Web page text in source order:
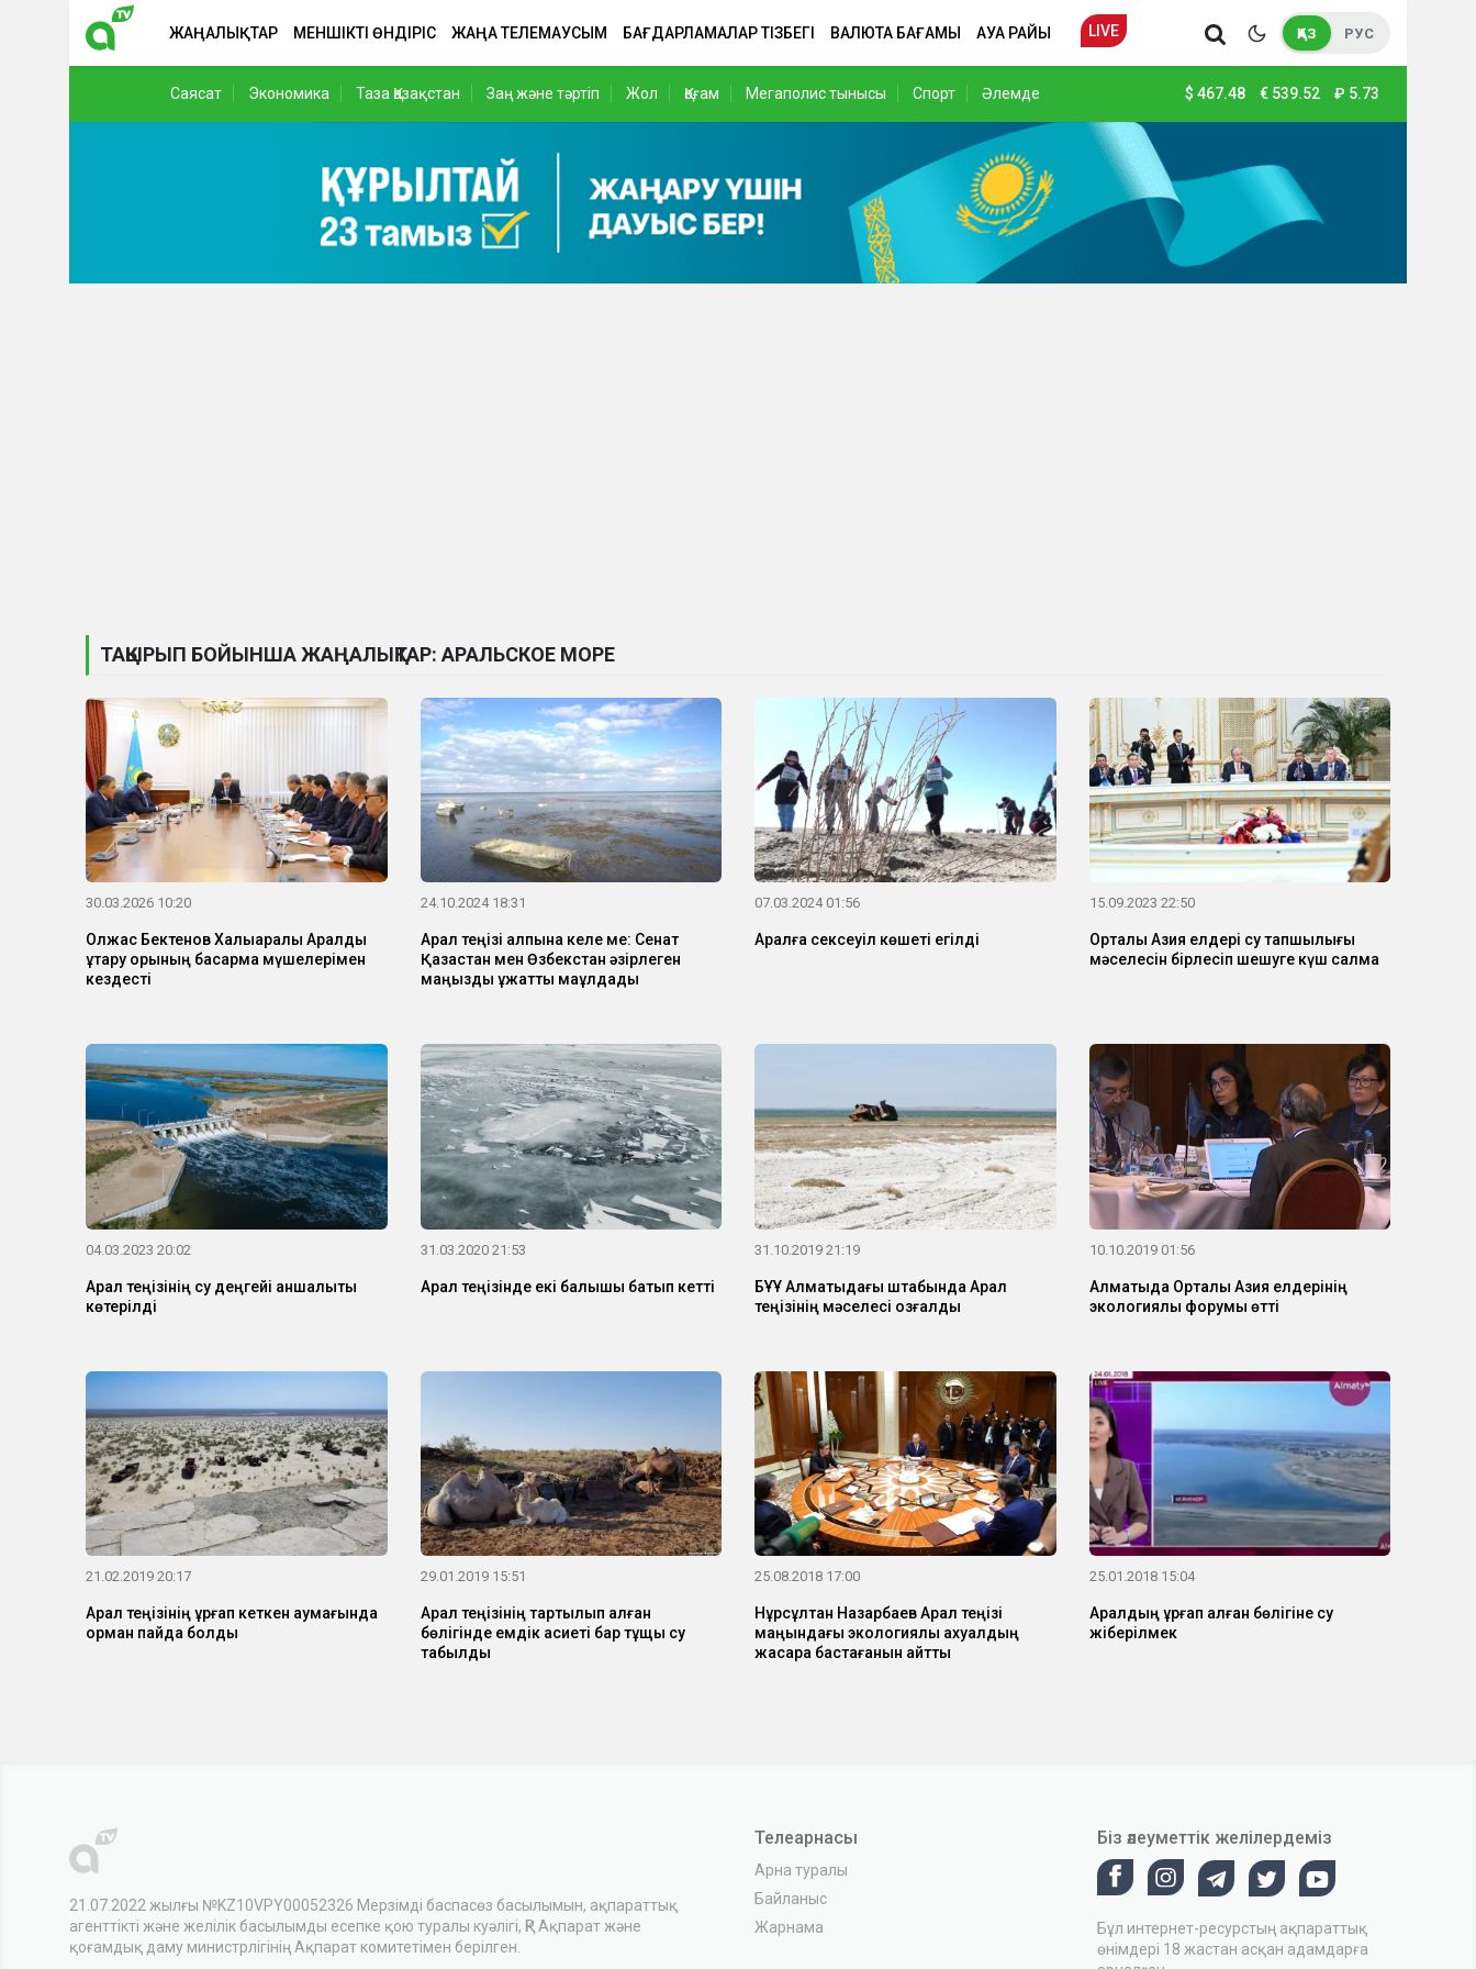
ЖАҢАЛЫҚТАР МЕНШІКТІ ӨНДІРІС ЖАҢА ТЕЛЕМАУСЫМ БАҒДАРЛАМАЛАР ТІЗБЕГІ ВАЛЮТА БАҒАМЫ АУА РАЙЫ LIVE ҚАЗ РУС
Саясат Экономика Таза Қазақстан Заң және тәртіп Жол Қоғам Мегаполис тынысы Спорт Әлемде $ 467.48 € 539.52 ₽ 5.73
ТАҚЫРЫП БОЙЫНША ЖАҢАЛЫҚТАР: АРАЛЬСКОЕ МОРЕ
30.03.2026 10:20
Олжас Бектенов Халықаралық Аралды
құтқару қорының басқарма мүшелерімен
кездесті
24.10.2024 18:31
Арал теңізі қалпына келе ме: Сенат
Қазақстан мен Өзбекстан әзірлеген
маңызды құжатты мақұлдады
07.03.2024 01:56
Аралға сексеуіл көшеті егілді
15.09.2023 22:50
Орталық Азия елдері су тапшылығы
мәселесін бірлесіп шешуге күш салмақ
04.03.2023 20:02
Арал теңізінің су деңгейі қаншалықты
көтерілді
31.03.2020 21:53
Арал теңізінде екі балықшы батып кетті
31.10.2019 21:19
БҰҰ Алматыдағы штабында Арал
теңізінің мәселесі қозғалды
10.10.2019 01:56
Алматыда Орталық Азия елдерінің
экологиялық форумы өтті
21.02.2019 20:17
Арал теңізінің құрғап кеткен аумағында
орман пайда болды
29.01.2019 15:51
Арал теңізінің тартылып қалған
бөлігінде емдік қасиеті бар тұщы су
табылды
25.08.2018 17:00
Нұрсұлтан Назарбаев Арал теңізі
маңындағы экологиялық ахуалдың
жақсара бастағанын айтты
25.01.2018 15:04
Аралдың құрғап қалған бөлігіне су
жіберілмек
21.07.2022 жылғы №KZ10VPY00052326 Мерзімді баспасөз басылымын, ақпараттық
агенттікті және желілік басылымды есепке қою туралы куәлігі, ҚР Ақпарат және
қоғамдық даму министрлігінің Ақпарат комитетімен берілген.
Телеарнасы
Арна туралы
Байланыс
Жарнама
Біз әлеуметтік желілердеміз
Бұл интернет-ресурстың ақпараттық
өнімдері 18 жастан асқан адамдарға